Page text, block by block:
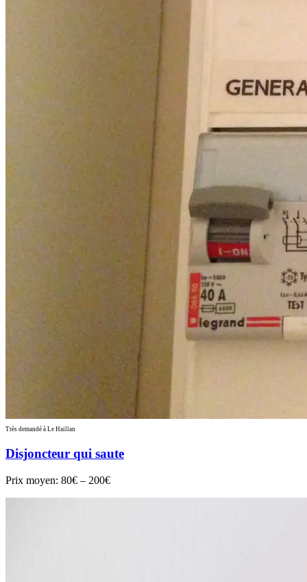
Très demandé à Le Haillan
Disjoncteur qui saute
Prix moyen: 80€ – 200€